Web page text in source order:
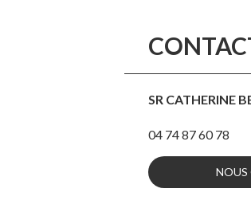
SR CATHERINE
04 74 87 60 78
NOUS